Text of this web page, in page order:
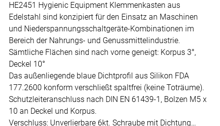
HE2451 Hygienic Equipment Klemmenkasten aus
Edelstahl sind konzipiert für den Einsatz an Maschinen
und Niederspannungsschaltgeräte-Kombinationen im
Bereich der Nahrungs- und Genussmittelindustrie.
Sämtliche Flächen sind nach vorne geneigt: Korpus 3°,
Deckel 10°
Das außenliegende blaue Dichtprofil aus Silikon FDA
177.2600 konform verschließt spaltfrei (keine Toträume).
Schutzleiteranschluss nach DIN EN 61439-1, Bolzen M5 x
10 an Deckel und Korpus.
Verschluss: Unverlierbare 6kt. Schraube mit Dichtung…